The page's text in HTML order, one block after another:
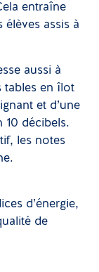
entraîne
assis à
aussi à
tables en îlot
et d’une
10 décibels.
les notes
d’énergie,
de